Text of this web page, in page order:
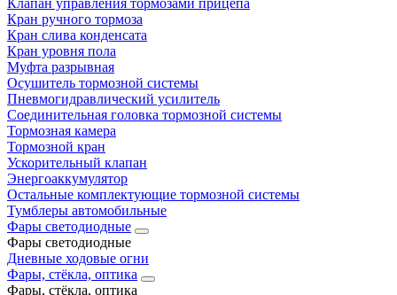
Клапан управления тормозами прицепа
Кран ручного тормоза
Кран слива конденсата
Кран уровня пола
Муфта разрывная
Осушитель тормозной системы
Пневмогидравлический усилитель
Соединительная головка тормозной системы
Тормозная камера
Тормозной кран
Ускорительный клапан
Энергоаккумулятор
Остальные комплектующие тормозной системы
Тумблеры автомобильные
Фары светодиодные
Фары светодиодные
Дневные ходовые огни
Фары, стёкла, оптика
Фары, стёкла, оптика